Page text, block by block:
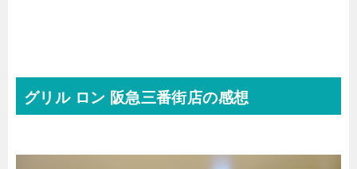
グリル ロン 阪急三番街店の感想